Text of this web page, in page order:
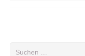
Suchen